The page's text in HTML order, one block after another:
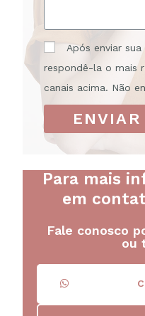
Após enviar
respondê-la o mais
canais acima. Não
ENVIAR
Para mais
em
Fale conosco
ou